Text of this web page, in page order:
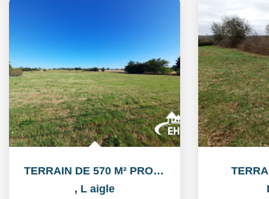
TERRAIN DE 570 M² PROCHE L'AIGLE
, L aigle